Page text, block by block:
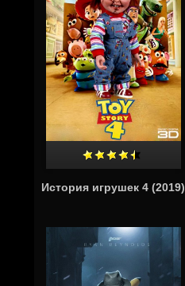
История игрушек 4 (2019)